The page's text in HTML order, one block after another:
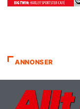
ANNONSER